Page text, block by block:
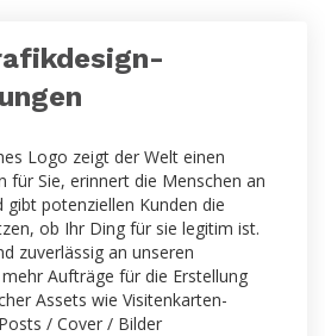
Logo zeigt der Welt einen
für Sie, erinnert die Menschen an
potenziellen Kunden die
ob Ihr Ding für sie legitim ist.
zuverlässig an unseren
Aufträge für die Erstellung
Assets wie Visitenkarten-
/ Cover / Bilder